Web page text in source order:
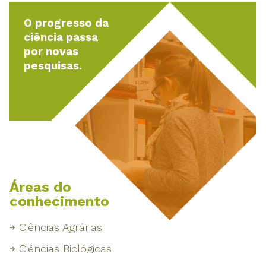
O progresso da
ciência passa
por novas
pesquisas.
Áreas do
conhecimento
Ciências Agrárias
Ciências Biológicas